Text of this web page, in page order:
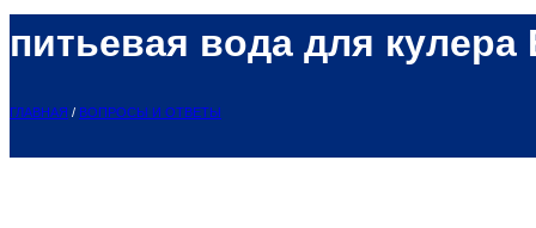
питьевая вода для кулера
ГЛАВНАЯ / ВОПРОСЫ И ОТВЕТЫ